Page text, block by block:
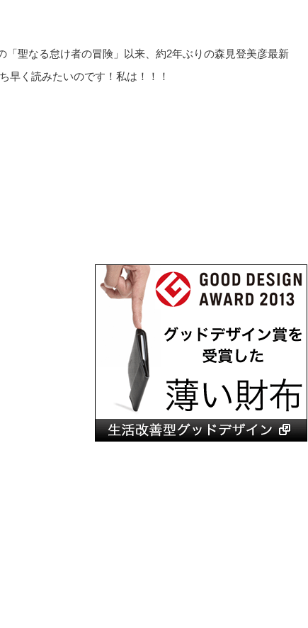
「聖なる怠け者の冒険」以来、約2年ぶりの森見登美彦最新
早く読みたいのです！私は！！！